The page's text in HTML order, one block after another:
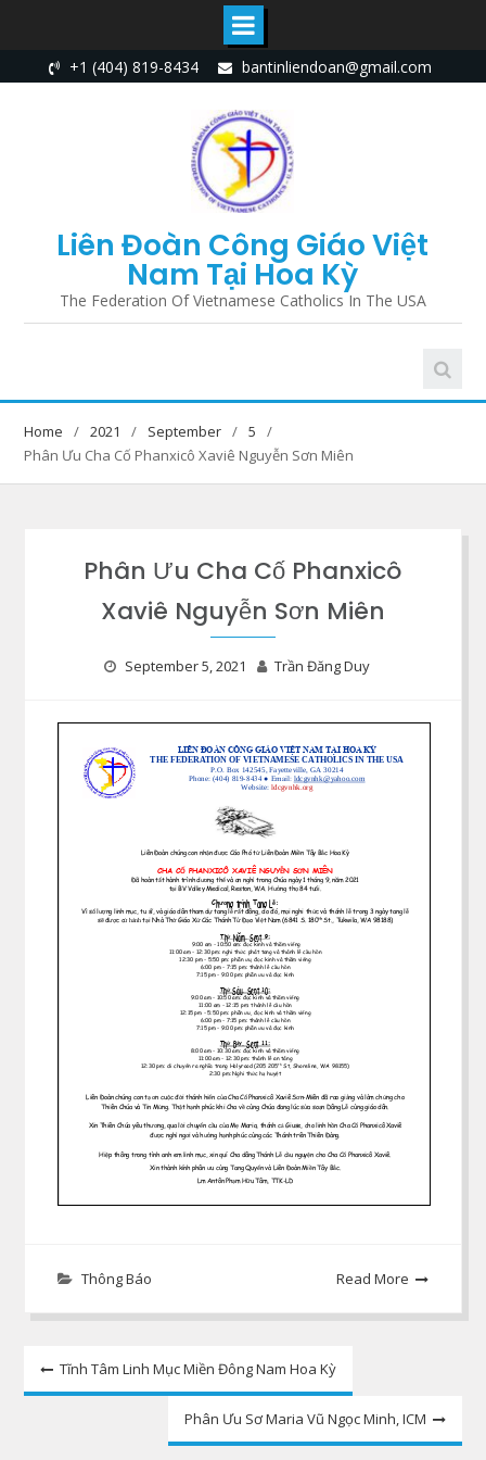
to
+1 (404) 819-8434 bantinliendoan@gmail.com
Liên Đoàn Công Giáo Việt
Nam Tại Hoa Kỳ
The Federation Of Vietnamese Catholics In The USA
Home 2021 September
5
Phân Ưu Cha Cố Phanxicô Xaviê Nguyễn Sơn Miên
Phân Ưu Cha Cố Phanxicô
Xaviê Nguyễn Sơn Miên
September 5, 2021 Trần Đăng Duy
Thông Báo Read More
Post
navigation
Tĩnh Tâm Linh Mục Miền Đông Nam Hoa Kỳ
Phân Ưu Sơ Maria Vũ Ngọc Minh, ICM